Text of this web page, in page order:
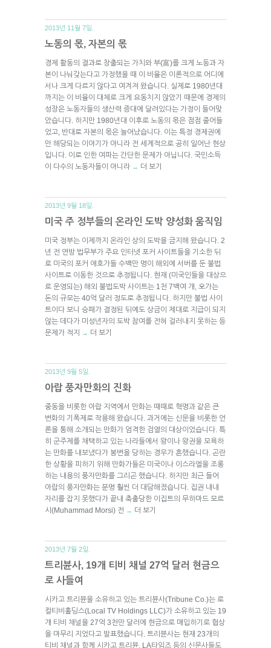
2013년 11월 7일.
노동의 몫, 자본의 몫
경제 활동의 결과로 창출되는 가치와 부(富)를 크게 노동과 자
본이 나눠갖는다고 가정했을 때 이 비율은 이론적으로 어디에
서나 크게 다르지 않다고 여겨져 왔습니다. 실제로 1980년대
까지는 이 비율이 대체로 크게 요동치지 않았기 때문에 경제의
성장은 노동자들의 생산력 증대에 달려있다는 가정이 들어맞
았습니다. 하지만 1980년대 이후로 노동의 몫은 점점 줄어들
었고, 반대로 자본의 몫은 늘어났습니다. 이는 특정 경제권에
만 해당되는 이야기가 아니라 전 세계적으로 공히 일어난 현상
입니다. 이로 인한 여파는 간단한 문제가 아닙니다. 국민소득
이 다수의 노동자들이 아니라 → 더 보기
2013년 9월 18일.
미국 주 정부들의 온라인 도박 양성화 움직임
미국 정부는 이제까지 온라인 상의 도박을 금지해 왔습니다. 2
년 전 연방 법무부가 주요 인터넷 포커 사이트들을 기소한 뒤
로 미국의 포커 애호가들 수백만 명이 해외에 서버를 둔 불법
사이트로 이동한 것으로 추정됩니다. 현재 (미국인들을 대상으
로 운영되는) 해외 불법도박 사이트는 1천 7백여 개, 오가는
돈의 규모는 40억 달러 정도로 추정됩니다. 하지만 불법 사이
트이다 보니 승패가 결정된 뒤에도 상금이 제대로 지급이 되지
않는 데다가 미성년자의 도박 참여를 전혀 걸러내지 못하는 등
문제가 적지
→ 더 보기
2013년 9월 5일.
아랍 풍자만화의 진화
중동을 비롯한 아랍 지역에서 만화는 때때로 혁명과 같은 큰
변화의 기폭제로 작용해 왔습니다. 과거에는 신문을 비롯한 언
론을 통해 소개되는 만화가 엄격한 검열의 대상이었습니다. 특
히 군주제를 채택하고 있는 나라들에서 왕이나 왕권을 모욕하
는 만화를 내보냈다가 봉변을 당하는 경우가 흔했습니다. 곤란
한 상황을 피하기 위해 만화가들은 미국이나 이스라엘을 조롱
하는 내용의 풍자만화를 그리곤 했습니다. 하지만 최근 들어
아랍의 풍자만화는 분명 훨씬 더 대담해졌습니다. 집권 내내
자리를 잡지 못했다가 끝내 축출당한 이집트의 무하마드 모르
시(Muhammad Morsi) 전 → 더 보기
2013년 7월 2일.
트리뷴사, 19개 티비 채널 27억 달러 현금으
로 사들여
시카고 트리뷴을 소유하고 있는 트리뷴사(Tribune Co.)는 로
컬티비홀딩스(Local TV Holdings LLC)가 소유하고 있는 19
개 티비 채널을 27억 3천만 달러에 현금으로 매입하기로 협상
을 마무리 지었다고 발표했습니다. 트리뷴사는 현재 23개의
티비 채널과 함께 시카고 트리뷴, LA타임즈 등의 신문사들도